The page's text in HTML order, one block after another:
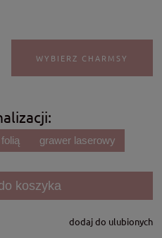
WYBIERZ CHARMSY
grawer laserowy
koszyka
dodaj do ulubionych